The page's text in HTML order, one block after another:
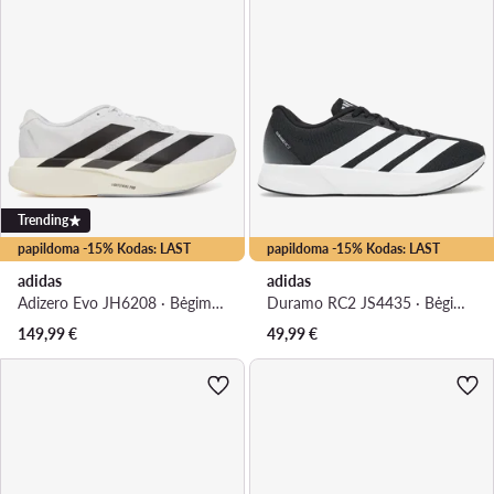
papildoma -15% Kodas: LAST
Trending
adidas
Adizero Evo JH6208 · Bėgimo batai
149,99€
papildoma -15% Kodas: LAST
adidas
Duramo RC2 JS4435 · Bėgimo batai
49,99€